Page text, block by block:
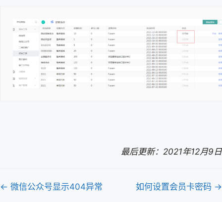
最后更新：2021年12月9日
文
← 微信公众号显示404异常 如何设置会员卡密码 →